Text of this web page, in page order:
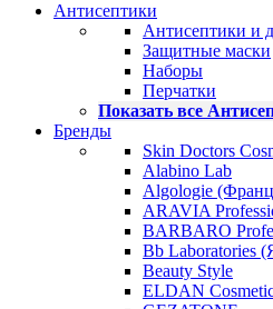
Антисептики
Антисептики и
Защитные маски
Наборы
Перчатки
Показать все
Бренды
Skin Doctors
Alabino Lab
Algologie
ARAVIA
BARBARO
Bb Laboratories
Beauty Style
ELDAN